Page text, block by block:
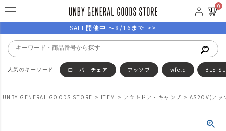
0
SALE開催中 ～8/16まで >>
ローバーチェア アッソブ wfeld
UNBY GENERAL GOODS STORE ITEM アウトドア・キャンプ AS2OV(アッ